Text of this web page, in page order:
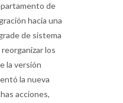
de
hacia una
de sistema
los
la versión
la nueva
acciones,